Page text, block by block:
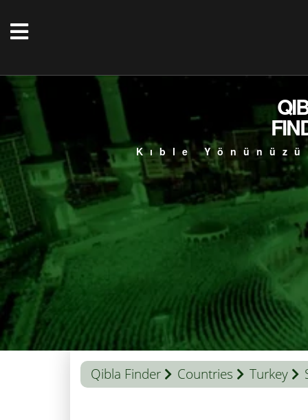
Kıble
Qibla Finder Countries Turkey